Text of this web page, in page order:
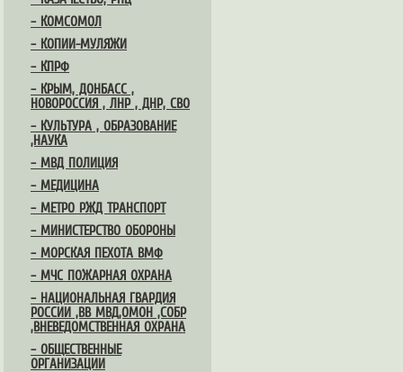
– КОМСОМОЛ
– КОПИИ-МУЛЯЖИ
– КПРФ
– КРЫМ, ДОНБАСС ,
НОВОРОССИЯ , ЛНР , ДНР, СВО
– КУЛЬТУРА , ОБРАЗОВАНИЕ
,НАУКА
– МВД ПОЛИЦИЯ
– МЕДИЦИНА
– МЕТРО РЖД ТРАНСПОРТ
– МИНИСТЕРСТВО ОБОРОНЫ
– МОРСКАЯ ПЕХОТА ВМФ
– МЧС ПОЖАРНАЯ ОХРАНА
– НАЦИОНАЛЬНАЯ ГВАРДИЯ
РОССИИ ,ВВ МВД,ОМОН ,СОБР
,ВНЕВЕДОМСТВЕННАЯ ОХРАНА
– ОБЩЕСТВЕННЫЕ
ОРГАНИЗАЦИИ